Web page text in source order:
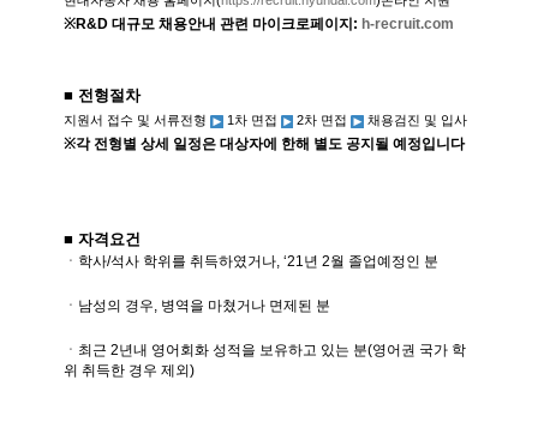
※R&D 대규모 채용안내 관련 마이크로페이지 : h-recruit.com
■ 전형절차
지원서 접수 및 서류전형 1 차 면접 2차 면접 채용검진 및 입사
※각 전형별 상세 일정은 대상자에 한해 별도 공지될 예정입니다
■ 자격요건
ㆍ학사/석사 학위를 취득하였거나, ‘21년 2월 졸업예정인 분
ㆍ남성의 경우, 병역을 마쳤거나 면제된 분
ㆍ최근 2년내 영어회화 성적을 보유하고 있는 분(영어권 국가 학
위 취득한 경우 제외 )